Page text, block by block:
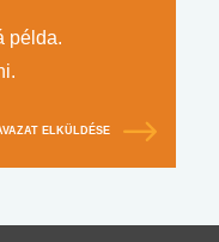
példa.
ELKÜLDÉSE